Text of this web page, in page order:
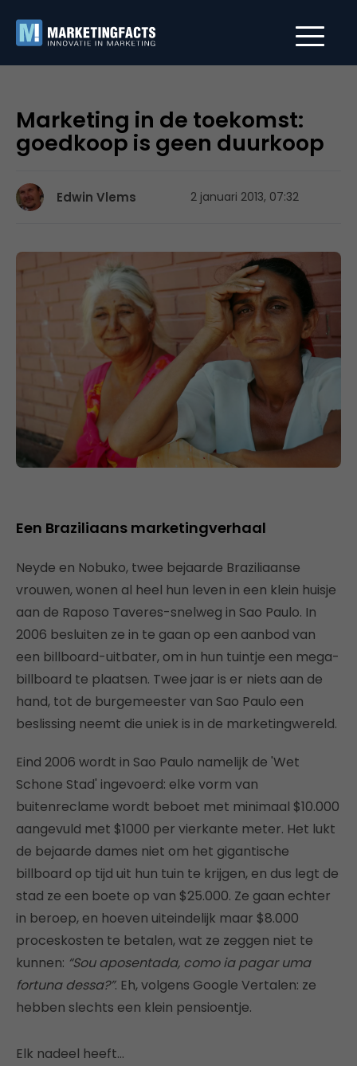
Marketing in de toekomst:
goedkoop is geen duurkoop
Edwin Vlems 2 januari 2013, 07:32
Een Braziliaans marketingverhaal
Neyde en Nobuko, twee bejaarde Braziliaanse
vrouwen, wonen al heel hun leven in een klein huisje
aan de Raposo Taveres-snelweg in Sao Paulo. In
2006 besluiten ze in te gaan op een aanbod van
een billboard-uitbater, om in hun tuintje een mega-
billboard te plaatsen. Twee jaar is er niets aan de
hand, tot de burgemeester van Sao Paulo een
beslissing neemt die uniek is in de marketingwereld.
Eind 2006 wordt in Sao Paulo namelijk de 'Wet
Schone Stad' ingevoerd: elke vorm van
buitenreclame wordt beboet met minimaal $10.000
aangevuld met $1000 per vierkante meter. Het lukt
de bejaarde dames niet om het gigantische
billboard op tijd uit hun tuin te krijgen, en dus legt de
stad ze een boete op van $25.000. Ze gaan echter
in beroep, en hoeven uiteindelijk maar $8.000
proceskosten te betalen, wat ze zeggen niet te
kunnen: “Sou aposentada, como ia pagar uma
fortuna dessa?”. Eh, volgens Google Vertalen: ze
hebben slechts een klein pensioentje.
Elk nadeel heeft…